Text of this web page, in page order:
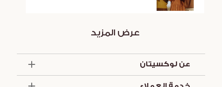
عرض المزيد
عن لوكسيتان